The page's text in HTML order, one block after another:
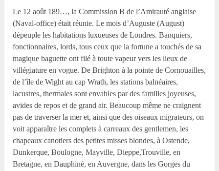
Le 12 août 189…, la Commission B de l’Amirauté anglaise
(Naval-office) était réunie. Le mois d’Auguste (August)
dépeuple les habitations luxueuses de Londres. Banquiers,
fonctionnaires, lords, tous ceux que la fortune a touchés de sa
magique baguette ont filé à toute vapeur vers les lieux de
villégiature en vogue. De Brighton à la pointe de Cornouailles,
de l’île de Wight au cap Wrath, les stations balnéaires,
lacustres, thermales sont envahies par des familles joyeuses,
avides de repos et de grand air. Beaucoup même ne craignent
pas de traverser la mer et, ainsi que des oiseaux migrateurs, on
voit apparaître les complets à carreaux des gentlemen, les
chapeaux canotiers des petites misses blondes, à Ostende,
Dunkerque, Boulogne, Mayville, Dieppe,Trouville, en
Bretagne, en Dauphiné, en Auvergne, dans les Gorges du